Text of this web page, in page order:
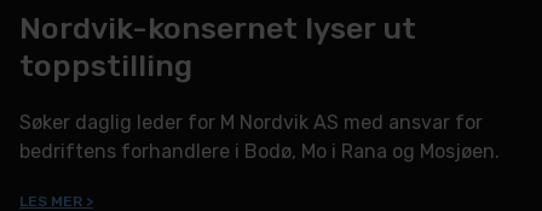
Nordvik-konsernet lyser ut
toppstilling
Søker daglig leder for M Nordvik AS med ansvar for
bedriftens forhandlere i Bodø, Mo i Rana og Mosjøen.
LES MER >